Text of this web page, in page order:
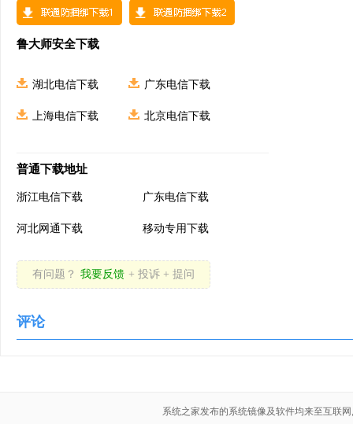
鲁大师安全下载
湖北电信下载 广东电信下载
上海电信下载 北京电信下载
普通下载地址
浙江电信下载 广东电信下载
河北网通下载 移动专用下载
有问题？ 我要反馈 + 投诉 + 提问
评论
系统之家发布的系统镜像及软件均来至互联